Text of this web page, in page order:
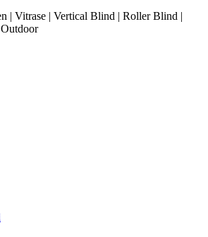
| Vitrase | Vertical Blind | Roller Blind |